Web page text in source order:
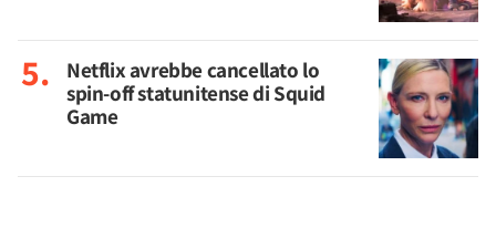
Netflix avrebbe cancellato lo
spin-off statunitense di Squid
Game